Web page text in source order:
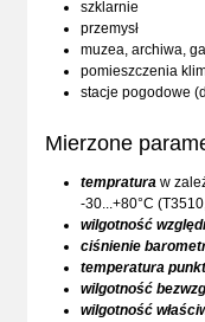
szklarnie
przemysł
muzea, archiwa,
pomieszczenia
stacje pogodowe
Mierzone
tempratura w
-30...+80°C
wilgotność
ciśnienie
temperatura
wilgotność
wilgotność